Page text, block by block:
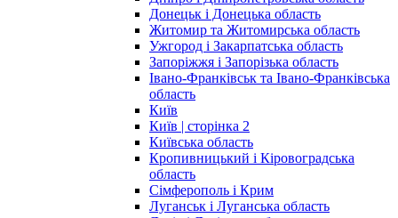
Донецьк і Донецька область
Житомир та Житомирська область
Ужгород і Закарпатська область
Запоріжжя і Запорізька область
Івано-Франківськ та Івано-Франківська
область
Київ
Київ | сторінка 2
Київська область
Кропивницький і Кіровоградська
область
Сімферополь і Крим
Луганськ і Луганська область